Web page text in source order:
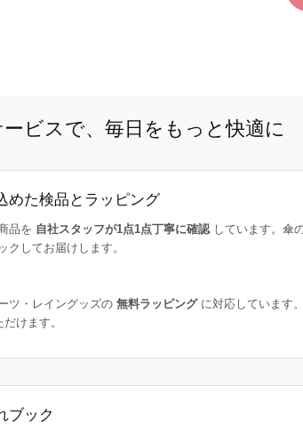
ビスで、毎日をもっと快適に
めた検品とラッピング
品を 自社スタッフが1点1点丁寧に確認しています。傘
クしてお届けします。
ツ・レイングッズの 無料ラッピングに対応しています
けます。
ブック